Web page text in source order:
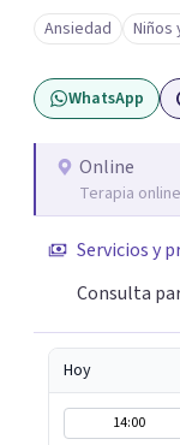
vida, adaptando
momento del
confidencial y
atención personalizada. Durante
y enfoque
necesitas
Ansiedad Niños
WhatsApp
Online
Terapia online
Servicios y
Consulta
Hoy
14:00